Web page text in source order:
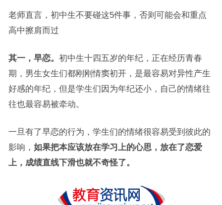
老师直言，初中生不要碰这5件事，否则可能会和重点
高中擦肩而过
其一，早恋。 初中生十四五岁的年纪，正在经历青春
期，男生女生们都刚刚情窦初开，是最容易对异性产生
好感的年纪，但是学生们因为年纪还小，自己的情绪往
往也最容易被牵动。
一旦有了早恋的行为，学生们的情绪很容易受到彼此的
影响， 如果把本应该放在学习上的心思，放在了恋爱
上，成绩直线下滑也就不奇怪了。